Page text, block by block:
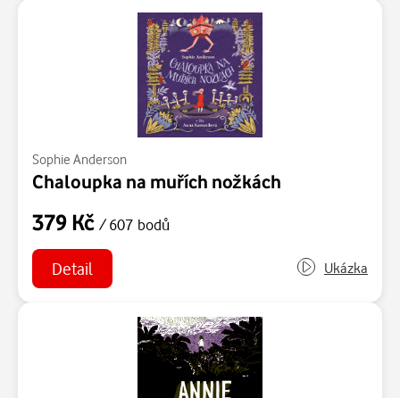
Sophie Anderson
Chaloupka na muřích nožkách
379 Kč / 607 bodů
Detail Ukázka